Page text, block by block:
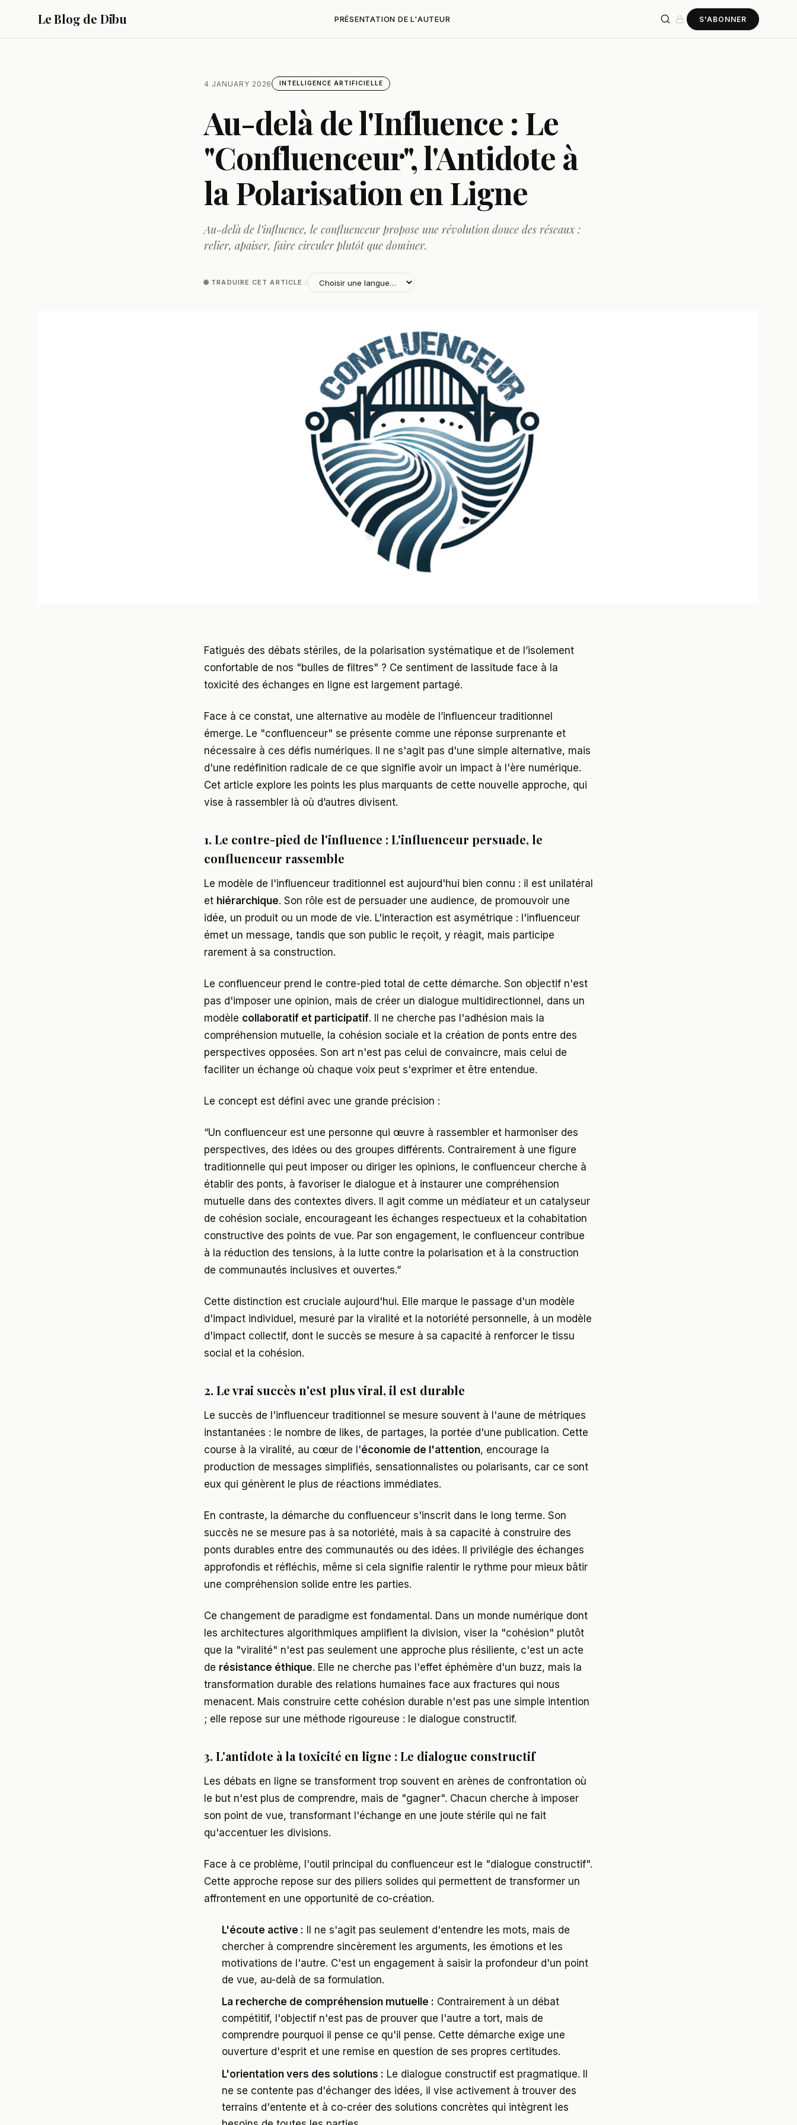
Le Blog de Dibu PRÉSENTATION DE L'AUTEUR S'ABONNER
4 JANUARY 2026 INTELLIGENCE ARTIFICIELLE
Au-delà de l'Influence : Le
"Confluenceur", l'Antidote à
la Polarisation en Ligne
Au-delà de l’influence, le confluenceur propose une révolution douce des réseaux :
relier, apaiser, faire circuler plutôt que dominer.
🌐 TRADUIRE CET ARTICLE :
Fatigués des débats stériles, de la polarisation systématique et de l’isolement
confortable de nos "bulles de filtres" ? Ce sentiment de lassitude face à la
toxicité des échanges en ligne est largement partagé.
Face à ce constat, une alternative au modèle de l’influenceur traditionnel
émerge. Le "confluenceur" se présente comme une réponse surprenante et
nécessaire à ces défis numériques. Il ne s'agit pas d'une simple alternative, mais
d'une redéfinition radicale de ce que signifie avoir un impact à l'ère numérique.
Cet article explore les points les plus marquants de cette nouvelle approche, qui
vise à rassembler là où d’autres divisent.
1. Le contre-pied de l'influence : L'influenceur persuade, le
confluenceur rassemble
Le modèle de l'influenceur traditionnel est aujourd'hui bien connu : il est unilatéral
et hiérarchique. Son rôle est de persuader une audience, de promouvoir une
idée, un produit ou un mode de vie. L'interaction est asymétrique : l'influenceur
émet un message, tandis que son public le reçoit, y réagit, mais participe
rarement à sa construction.
Le confluenceur prend le contre-pied total de cette démarche. Son objectif n'est
pas d'imposer une opinion, mais de créer un dialogue multidirectionnel, dans un
modèle collaboratif et participatif. Il ne cherche pas l'adhésion mais la
compréhension mutuelle, la cohésion sociale et la création de ponts entre des
perspectives opposées. Son art n'est pas celui de convaincre, mais celui de
faciliter un échange où chaque voix peut s'exprimer et être entendue.
Le concept est défini avec une grande précision :
“Un confluenceur est une personne qui œuvre à rassembler et harmoniser des
perspectives, des idées ou des groupes différents. Contrairement à une figure
traditionnelle qui peut imposer ou diriger les opinions, le confluenceur cherche à
établir des ponts, à favoriser le dialogue et à instaurer une compréhension
mutuelle dans des contextes divers. Il agit comme un médiateur et un catalyseur
de cohésion sociale, encourageant les échanges respectueux et la cohabitation
constructive des points de vue. Par son engagement, le confluenceur contribue
à la réduction des tensions, à la lutte contre la polarisation et à la construction
de communautés inclusives et ouvertes.”
Cette distinction est cruciale aujourd'hui. Elle marque le passage d'un modèle
d'impact individuel, mesuré par la viralité et la notoriété personnelle, à un modèle
d'impact collectif, dont le succès se mesure à sa capacité à renforcer le tissu
social et la cohésion.
2. Le vrai succès n'est plus viral, il est durable
Le succès de l'influenceur traditionnel se mesure souvent à l'aune de métriques
instantanées : le nombre de likes, de partages, la portée d'une publication. Cette
course à la viralité, au cœur de l'économie de l'attention, encourage la
production de messages simplifiés, sensationnalistes ou polarisants, car ce sont
eux qui génèrent le plus de réactions immédiates.
En contraste, la démarche du confluenceur s'inscrit dans le long terme. Son
succès ne se mesure pas à sa notoriété, mais à sa capacité à construire des
ponts durables entre des communautés ou des idées. Il privilégie des échanges
approfondis et réfléchis, même si cela signifie ralentir le rythme pour mieux bâtir
une compréhension solide entre les parties.
Ce changement de paradigme est fondamental. Dans un monde numérique dont
les architectures algorithmiques amplifient la division, viser la "cohésion" plutôt
que la "viralité" n'est pas seulement une approche plus résiliente, c'est un acte
de résistance éthique. Elle ne cherche pas l'effet éphémère d'un buzz, mais la
transformation durable des relations humaines face aux fractures qui nous
menacent. Mais construire cette cohésion durable n'est pas une simple intention
; elle repose sur une méthode rigoureuse : le dialogue constructif.
3. L'antidote à la toxicité en ligne : Le dialogue constructif
Les débats en ligne se transforment trop souvent en arènes de confrontation où
le but n'est plus de comprendre, mais de "gagner". Chacun cherche à imposer
son point de vue, transformant l'échange en une joute stérile qui ne fait
qu'accentuer les divisions.
Face à ce problème, l'outil principal du confluenceur est le "dialogue constructif".
Cette approche repose sur des piliers solides qui permettent de transformer un
affrontement en une opportunité de co-création.
L'écoute active : Il ne s'agit pas seulement d'entendre les mots, mais de
chercher à comprendre sincèrement les arguments, les émotions et les
motivations de l'autre. C'est un engagement à saisir la profondeur d'un point
de vue, au-delà de sa formulation.
La recherche de compréhension mutuelle : Contrairement à un débat
compétitif, l'objectif n'est pas de prouver que l'autre a tort, mais de
comprendre pourquoi il pense ce qu'il pense. Cette démarche exige une
ouverture d'esprit et une remise en question de ses propres certitudes.
L'orientation vers des solutions : Le dialogue constructif est pragmatique. Il
ne se contente pas d'échanger des idées, il vise activement à trouver des
terrains d'entente et à co-créer des solutions concrètes qui intègrent les